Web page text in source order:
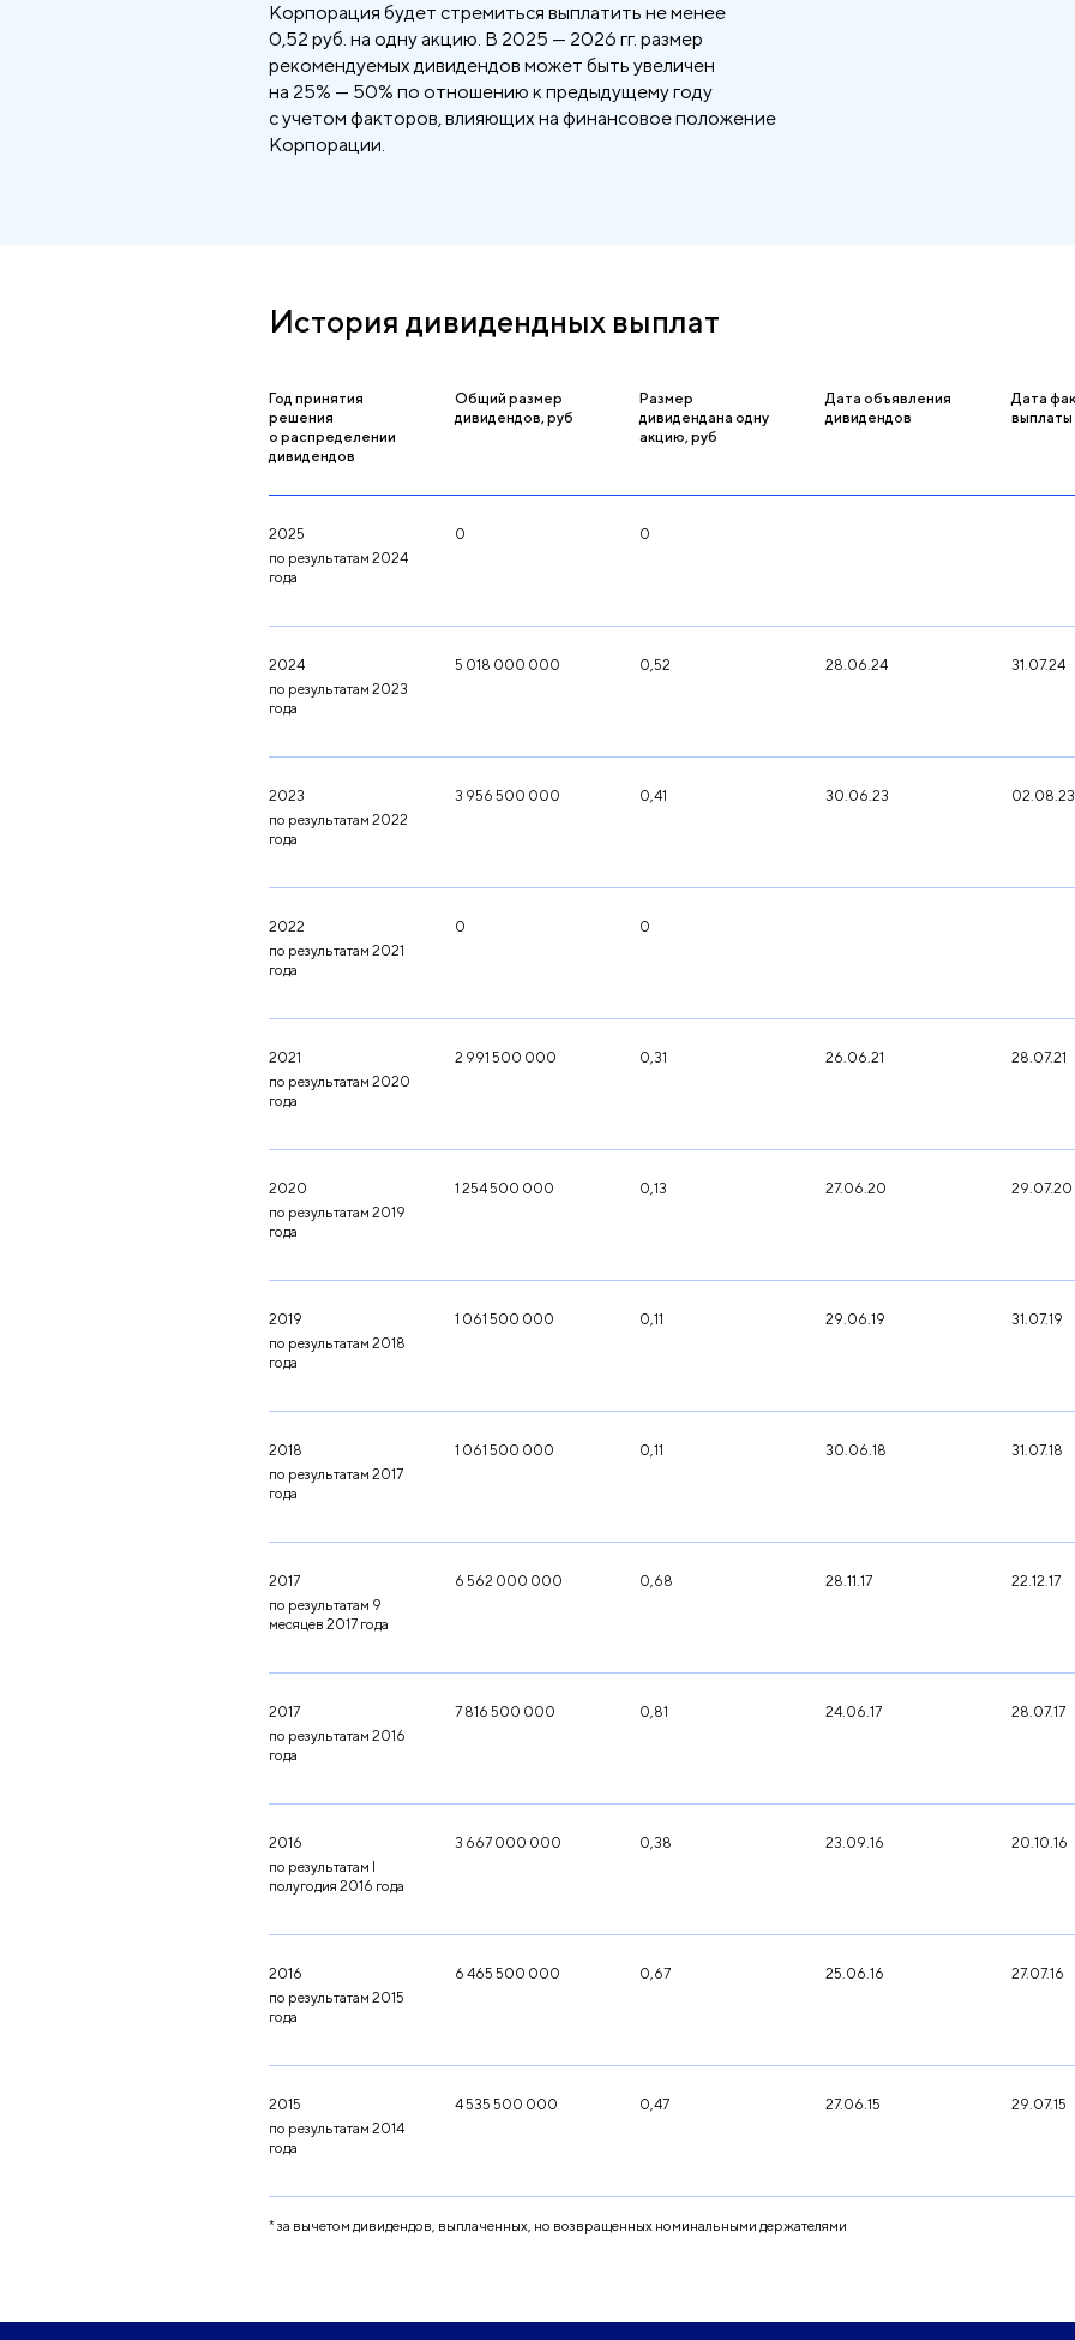
Корпорация будет стремиться выплатить не менее
0,52 руб. на одну акцию. В 2025 — 2026 гг. размер
рекомендуемых дивидендов может быть увеличен
на 25% — 50% по отношению к предыдущему году
с учетом факторов, влияющих на финансовое положение
Корпорации.
История дивидендных выплат
Год принятия
решения
о распределении
дивидендов
Общий размер
дивидендов, руб
Размер
дивидендана одну
акцию, руб
Дата объявления
дивидендов
Дата
выплаты
2025
по результатам 2024
года
0 0
2024
по результатам 2023
года
5 018 000 000 0,52 28.06.24 31.07.24
2023
по результатам 2022
года
3 956 500 000 0,41 30.06.23 02.08.23
2022
по результатам 2021
года
0 0
2021
по результатам 2020
года
2 991 500 000 0,31 26.06.21 28.07.21
2020
по результатам 2019
года
1 254 500 000 0,13 27.06.20 29.07.20
2019
по результатам 2018
года
1 061 500 000 0,11 29.06.19 31.07.19
2018
по результатам 2017
года
1 061 500 000 0,11 30.06.18 31.07.18
2017
по результатам 9
месяцев 2017 года
6 562 000 000 0,68 28.11.17 22.12.17
2017
по результатам 2016
года
7 816 500 000 0,81 24.06.17 28.07.17
2016
по результатам I
полугодия 2016 года
3 667 000 000 0,38 23.09.16 20.10.16
2016
по результатам 2015
года
6 465 500 000 0,67 25.06.16 27.07.16
2015
по результатам 2014
года
4 535 500 000 0,47 27.06.15 29.07.15
* за вычетом дивидендов, выплаченных, но возвращенных номинальными держателями